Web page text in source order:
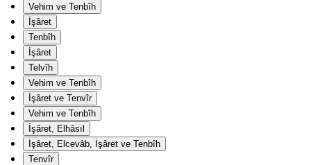
Vehim ve Tenbîh
İşâret
Tenbîh
İşâret
Telvîh
Vehim ve Tenbîh
İşâret ve Tenvîr
Vehim ve Tenbîh
İşâret, Elhâsıl
İşâret, Elcevâb, İşâret ve Tenbîh
Tenvîr